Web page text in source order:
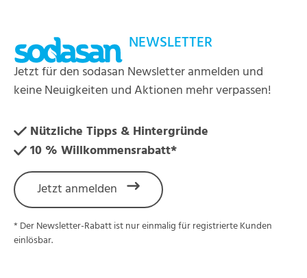
NEWSLETTER
Jetzt für den sodasan Newsletter anmelden und
keine Neuigkeiten und Aktionen mehr verpassen!
Nützliche Tipps & Hintergründe
10 % Willkommensrabatt*
Jetzt anmelden
* Der Newsletter-Rabatt ist nur einmalig für registrierte Kunden
einlösbar.